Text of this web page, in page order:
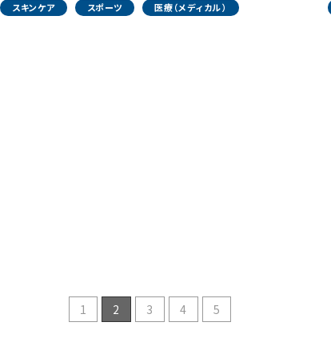
スキンケア スポーツ 医療（メディカル）
1 2 3 4 5